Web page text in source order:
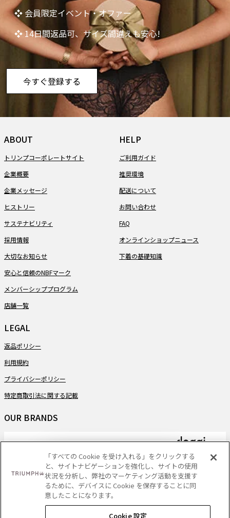
❖ 会員限定イベント・オファー
❖ 14日間返品可、サイズ間違えも安心!
今すぐ登録する
ABOUT
トリンプコーポレートサイト
企業概要
企業メッセージ
ヒストリー
サステナビリティ
採用情報
大切なお知らせ
安心と信頼のNBFマーク
メンバーシッププログラム
店舗一覧
HELP
ご利用ガイド
推奨環境
配送について
お問い合わせ
FAQ
オンラインショップニュース
下着の基礎知識
LEGAL
返品ポリシー
利用規約
プライバシーポリシー
特定商取引法に関する記載
OUR BRANDS
PAYMENT
「すべての Cookie を受け入れる」をクリックする
と、サイトナビゲーションを強化し、サイトの使用
状況を分析し、弊社のマーケティング活動を支援す
るために、デバイスに Cookie を保存することに同
意したことになります。
Cookie 設定